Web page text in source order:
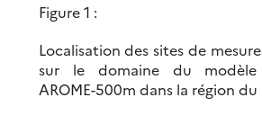
Figure 1 :
Localisation des sites de
sur le domaine du
AROME-500m dans la région du